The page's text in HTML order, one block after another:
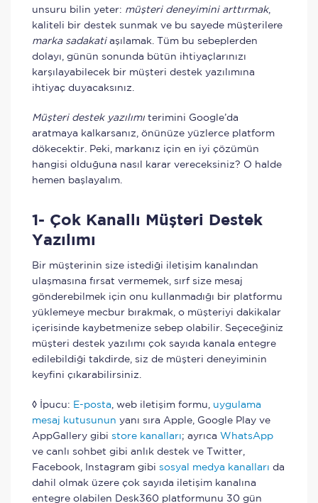
unsuru bilin yeter: müşteri deneyimini arttırmak,
kaliteli bir destek sunmak ve bu sayede müşterilere
marka sadakatiaşılamak. Tüm bu sebeplerden
dolayı, günün sonunda bütün ihtiyaçlarınızı
karşılayabilecek bir müşteri destek yazılımına
ihtiyaç duyacaksınız.
Müşteri destek yazılımıterimini Google’da
aratmaya kalkarsanız, önünüze yüzlerce platform
dökecektir. Peki, markanız için en iyi çözümün
hangisi olduğuna nasıl karar vereceksiniz? O halde
hemen başlayalım.
1- Çok Kanallı Müşteri Destek
Yazılımı
Bir müşterinin size istediği iletişim kanalından
ulaşmasına fırsat vermemek, sırf size mesaj
gönderebilmek için onu kullanmadığı bir platformu
yüklemeye mecbur bırakmak, o müşteriyi dakikalar
içerisinde kaybetmenize sebep olabilir. Seçeceğiniz
müşteri destek yazılımı çok sayıda kanala entegre
edilebildiği takdirde, siz de müşteri deneyiminin
keyfini çıkarabilirsiniz.
◊ İpucu: E-posta , web iletişim formu,
uygulama
mesaj kutusunun yanı sıra Apple, Google Play ve
AppGallery gibi store kanalları; ayrıca WhatsApp
ve canlı sohbet gibi anlık destek ve Twitter,
Facebook, Instagram gibi sosyal medya kanalları da
dahil olmak üzere çok sayıda iletişim kanalına
entegre olabilen Desk360 platformunu 30 gün